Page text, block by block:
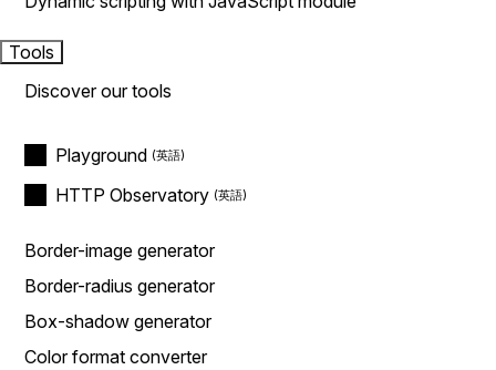
Tools
Discover our tools
Playground
HTTP Observatory
Border-image generator
Border-radius generator
Box-shadow generator
Color format converter